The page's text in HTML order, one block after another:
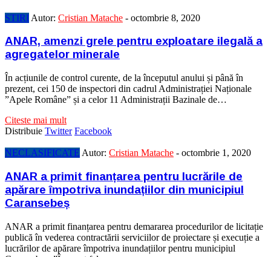
STIRI Autor: Cristian Matache - octombrie 8, 2020
ANAR, amenzi grele pentru exploatare ilegală a
agregatelor minerale
În acțiunile de control curente, de la începutul anului și până în
prezent, cei 150 de inspectori din cadrul Administrației Naționale
”Apele Române” și a celor 11 Administrații Bazinale de…
Citeste mai mult
Distribuie Twitter Facebook
NECLASIFICATE Autor: Cristian Matache - octombrie 1, 2020
ANAR a primit finanțarea pentru lucrările de
apărare împotriva inundațiilor din municipiul
Caransebeș
ANAR a primit finanțarea pentru demararea procedurilor de licitație
publică în vederea contractării serviciilor de proiectare și execuție a
lucrărilor de apărare împotriva inundațiilor pentru municipiul